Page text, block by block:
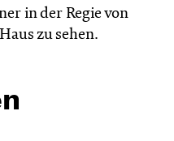
in der Regie von
zu sehen.